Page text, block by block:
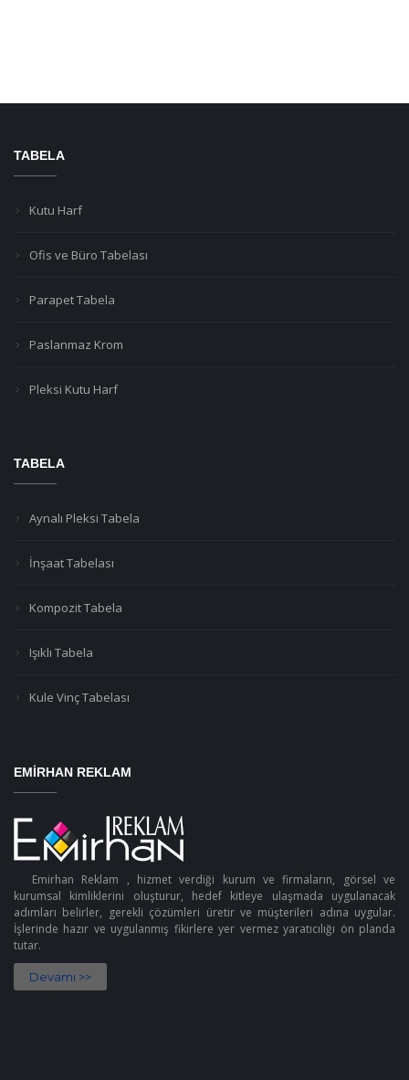
TABELA
Kutu Harf
Ofis ve Büro Tabelası
Parapet Tabela
Paslanmaz Krom
Pleksi Kutu Harf
TABELA
Aynalı Pleksi Tabela
İnşaat Tabelası
Kompozit Tabela
Işıklı Tabela
Kule Vinç Tabelası
EMIRHAN REKLAM
Emirhan Reklam , hizmet verdiği kurum ve firmaların, görsel ve
kurumsal kimliklerini oluşturur, hedef kitleye ulaşmada uygulanacak
adımları belirler, gerekli çözümleri üretir ve müşterileri adına uygular.
İşlerinde hazır ve uygulanmış fikirlere yer vermez yaratıcılığı ön planda
tutar.
Devamı >>